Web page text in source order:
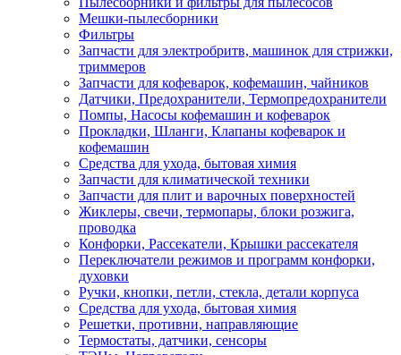
Мешки-пылесборники
Фильтры
Запчасти для электробритв, машинок для стрижки,
триммеров
Запчасти для кофеварок, кофемашин, чайников
Датчики, Предохранители, Термопредохранители
Помпы, Насосы кофемашин и кофеварок
Прокладки, Шланги, Клапаны кофеварок и
кофемашин
Средства для ухода, бытовая химия
Запчасти для климатической техники
Запчасти для плит и варочных поверхностей
Жиклеры, свечи, термопары, блоки розжига,
проводка
Конфорки, Рассекатели, Крышки рассекателя
Переключатели режимов и программ конфорки,
духовки
Ручки, кнопки, петли, стекла, детали корпуса
Средства для ухода, бытовая химия
Решетки, противни, направляющие
Термостаты, датчики, сенсоры